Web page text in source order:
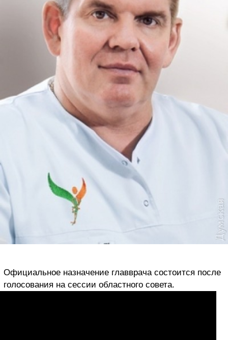
Официальное назначение главврача состоится после
голосования на сессии областного совета.